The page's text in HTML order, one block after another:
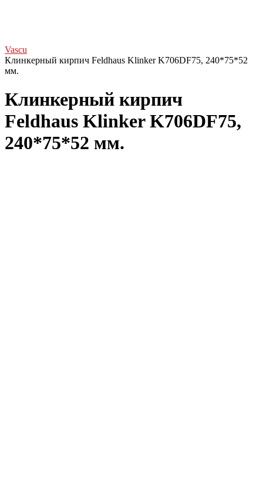
Vascu
Клинкерный кирпич Feldhaus Klinker K706DF75, 240*75*52
мм.
Клинкерный кирпич
Feldhaus Klinker K706DF75,
240*75*52 мм.